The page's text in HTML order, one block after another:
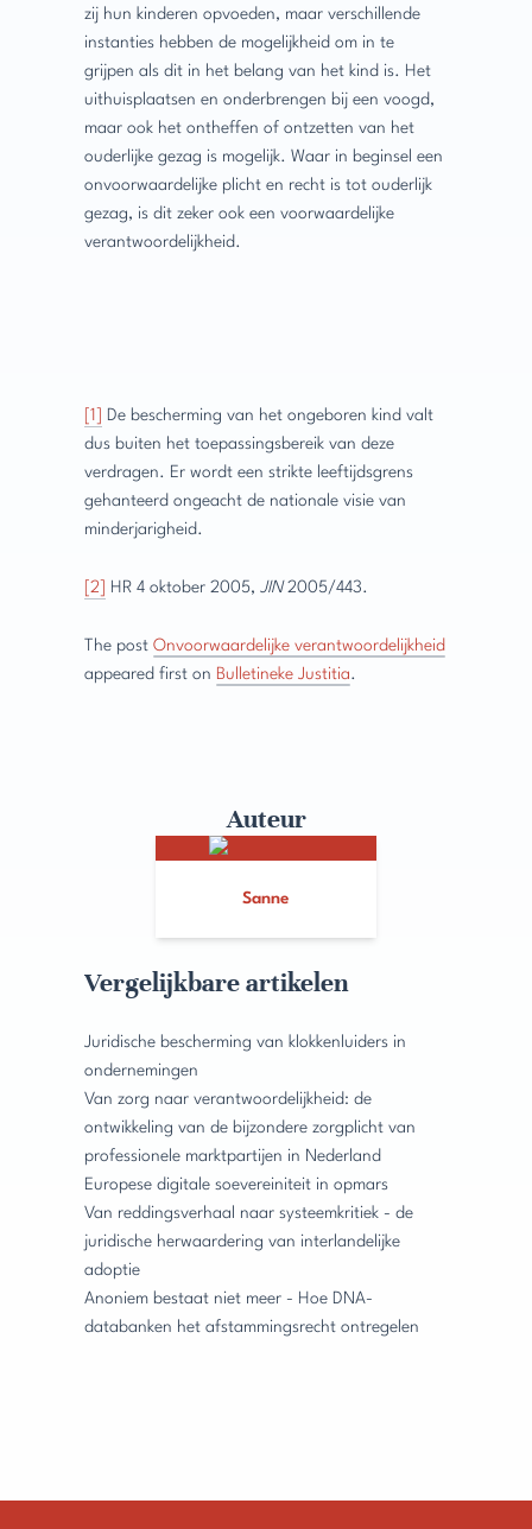
zij hun kinderen opvoeden, maar verschillende
instanties hebben de mogelijkheid om in te
grijpen als dit in het belang van het kind is. Het
uithuisplaatsen en onderbrengen bij een voogd,
maar ook het ontheffen of ontzetten van het
ouderlijke gezag is mogelijk. Waar in beginsel een
onvoorwaardelijke plicht en recht is tot ouderlijk
gezag, is dit zeker ook een voorwaardelijke
verantwoordelijkheid.
[1]
De bescherming van het ongeboren kind valt
dus buiten het toepassingsbereik van deze
verdragen. Er wordt een strikte leeftijdsgrens
gehanteerd ongeacht de nationale visie van
minderjarigheid.
[2] HR 4 oktober 2005, JIN2005/443.
The post Onvoorwaardelijke verantwoordelijkheid
appeared first on Bulletineke Justitia.
Auteur
Sanne
Vergelijkbare artikelen
Juridische bescherming van klokkenluiders in
ondernemingen
Van zorg naar verantwoordelijkheid: de
ontwikkeling van de bijzondere zorgplicht van
professionele marktpartijen in Nederland
Europese digitale soevereiniteit in opmars
Van reddingsverhaal naar systeemkritiek - de
juridische herwaardering van interlandelijke
adoptie
Anoniem bestaat niet meer - Hoe DNA-
databanken het afstammingsrecht ontregelen